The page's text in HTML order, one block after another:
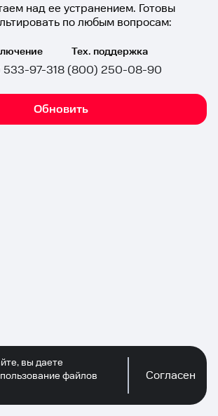
над ее устранением. Готовы
по любым вопросам:
97-31
Тех. поддержка
8 (800) 250-08-90
Обновить
вы даете
файлов
Согласен